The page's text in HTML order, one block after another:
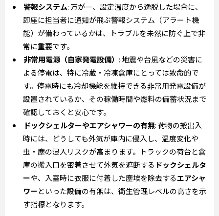
警報システム: 万が一、設定温度から逸脱した場合に、
即座に担当者に通知が飛ぶ警報システム（アラート機
能）が備わっているかは、トラブルを未然に防ぐ上で非
常に重要です。
非常用電源（自家発電設備） : 地震や台風などの災害に
よる停電は、特に冷蔵・冷凍倉庫にとっては致命的で
す。停電時にも冷却機能を維持できる非常用発電設備が
設置されているか、その稼働時間や燃料の備蓄状況まで
確認しておくと安心です。
ドックシェルターやエアシャワーの有無: 荷物の搬出入
時には、どうしても外気が庫内に侵入し、温度変化や
虫・塵の混入リスクが高まります。トラックの荷台と倉
庫の搬入口を密着させて外気を遮断する ドックシェルタ
ーや、入室時に衣服に付着した塵埃を除去するエアシャ
ワーといった設備の有無は、衛生管理レベルの高さを示
す指標となります。